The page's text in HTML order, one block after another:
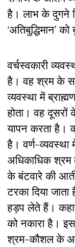
है। लाभ के दुगने
‘अतिबुद्धिमान’
वर्चस्वकारी
है। वह श्रम के
व्यवस्था में
होता। वह दूसरों
यापन करता है।
है। वर्ण-व्यवस्था
अधिकाधिक श्रम
के बंटवारे की
टरका दिया
हड़प लेते हैं।
को नकारा है।
श्रम-कौशल के